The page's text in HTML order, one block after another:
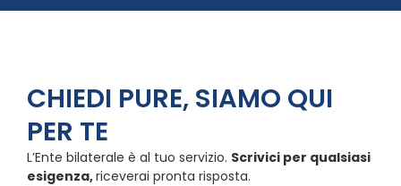
CHIEDI PURE, SIAMO QUI
PER TE
L’Ente bilaterale è al tuo servizio. Scrivici per qualsiasi
esigenza,riceverai pronta risposta.